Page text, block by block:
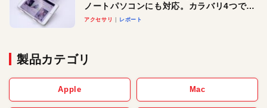
ノートパソコンにも対応。カラバリ4つで選
べる楽しさも
アクセサリ レポート
製品カテゴリ
Apple Mac